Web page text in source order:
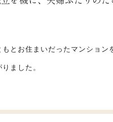
とお住まいだったマンション
ました。